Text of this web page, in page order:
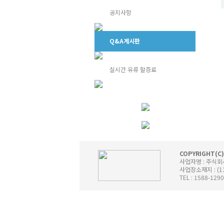
공지사항
Q&A게시판
실시간 유류 할증료
사업자명 : 주식
사업장소재지 :
TEL : 1588-